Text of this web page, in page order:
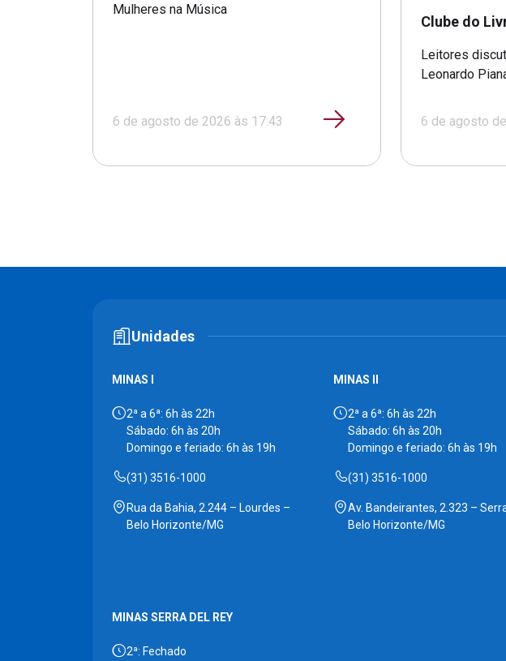
Mulheres na Música
6 de agosto de 2026 às 17:43
Clube do
Leitores
Leonardo
6 de agosto
Unidades
MINAS I
2ª a 6ª: 6h às 22h
Sábado: 6h às 20h
Domingo e feriado: 6h às 19h
(31) 3516-1000
Rua da Bahia, 2.244 – Lourdes –
Belo Horizonte/MG
MINAS II
2ª a 6ª: 6h às 22h
Sábado: 6h às 20h
Domingo e feriado: 6h às 19h
(31) 3516-1000
Av. Bandeirantes, 2.323 –
Belo Horizonte/MG
MINAS SERRA DEL REY
2ª: Fechado